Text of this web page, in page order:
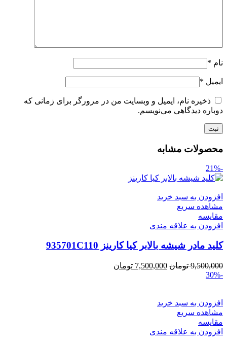
نام *
ایمیل *
ذخیره نام، ایمیل و وبسایت من در مرورگر برای زمانی که
دوباره دیدگاهی می‌نویسم.
محصولات مشابه
-21%
افزودن به سبد خرید
مشاهده سریع
مقایسه
افزودن به علاقه مندی
کلید مادر شیشه بالابر کیا کارینز 935701C110
9,500,000 تومان قیمت
7,500,000 تومان
-30%
افزودن به سبد خرید
مشاهده سریع
مقایسه
افزودن به علاقه مندی